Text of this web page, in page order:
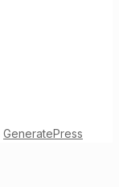
GeneratePress